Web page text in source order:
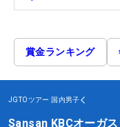
賞金ランキング
JGTOツアー 国内男子
Sansan KBCオーガ